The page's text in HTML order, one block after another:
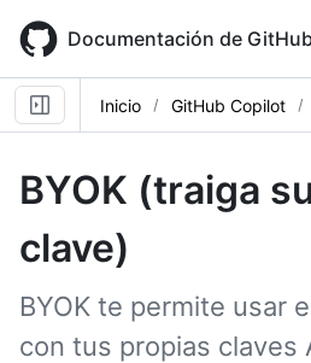
main
content
Documentación de
Inicio GitHub Copilot
BYOK (traiga
clave)
BYOK te permite usar
con tus propias claves